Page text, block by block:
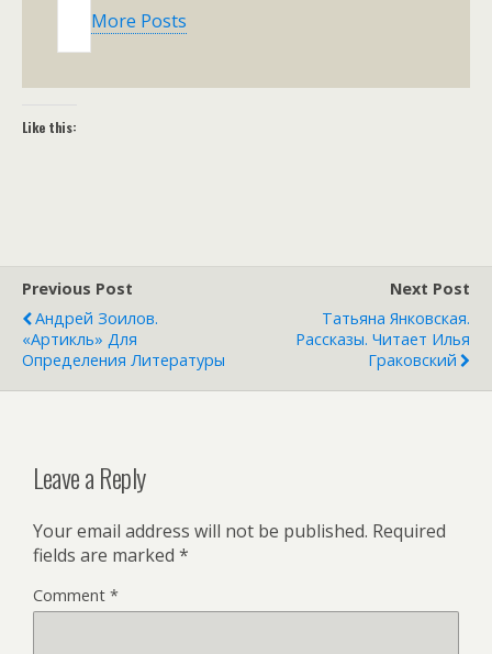
More Posts
Like this:
Previous Post
Андрей Зоилов.
«Артикль» Для
Определения Литературы
Next Post
Татьяна Янковская.
Рассказы. Читает Илья
Граковский
Leave a Reply
Your email address will not be published. Required
fields are marked *
Comment *